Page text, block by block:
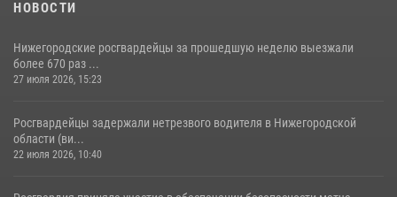
НОВОСТИ
Нижегородские росгвардейцы за прошедшую неделю выезжали
более 670 раз ...
27 июля 2026, 15:23
Росгвардейцы задержали нетрезвого водителя в Нижегородской
области (ви...
22 июля 2026, 10:40